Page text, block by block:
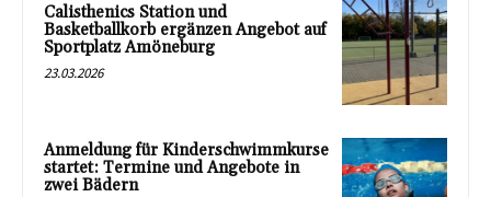
Calisthenics Station und
Basketballkorb ergänzen Angebot auf
Sportplatz Amöneburg
23.03.2026
Anmeldung für Kinderschwimmkurse
startet: Termine und Angebote in
zwei Bädern